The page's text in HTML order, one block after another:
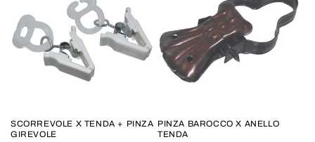
z
i
e
SCORREVOLE X TENDA + PINZA
GIREVOLE
PINZA BAROCCO X ANELLO
TENDA